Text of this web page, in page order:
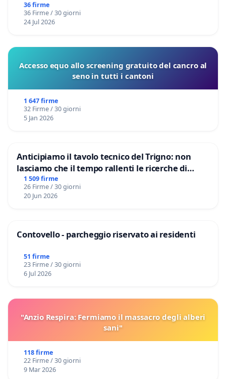
36 firme
36 Firme / 30 giorni
24 Jul 2026
Accesso equo allo screening gratuito del cancro al
seno in tutti i cantoni
1 647 firme
32 Firme / 30 giorni
5 Jan 2026
Anticipiamo il tavolo tecnico del Trigno: non
lasciamo che il tempo rallenti le ricerche di
Domenico Racanati
1 509 firme
26 Firme / 30 giorni
20 Jun 2026
Contovello - parcheggio riservato ai residenti
51 firme
23 Firme / 30 giorni
6 Jul 2026
"Anzio Respira: Fermiamo il massacro degli alberi
sani"
118 firme
22 Firme / 30 giorni
9 Mar 2026